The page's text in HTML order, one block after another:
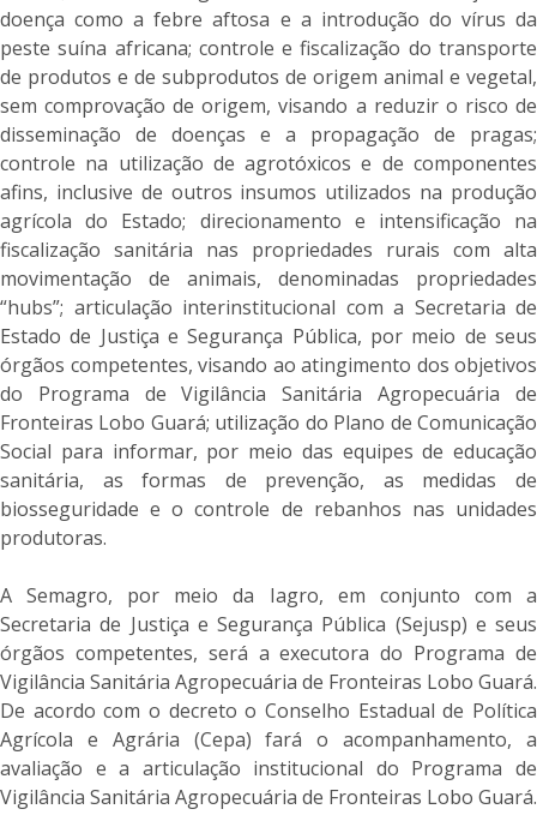
doença como a febre aftosa e a introdução do vírus da
peste suína africana; controle e fiscalização do transporte
de produtos e de subprodutos de origem animal e vegetal,
sem comprovação de origem, visando a reduzir o risco de
disseminação de doenças e a propagação de pragas;
controle na utilização de agrotóxicos e de componentes
afins, inclusive de outros insumos utilizados na produção
agrícola do Estado; direcionamento e intensificação na
fiscalização sanitária nas propriedades rurais com alta
movimentação de animais, denominadas propriedades
“hubs”; articulação interinstitucional com a Secretaria de
Estado de Justiça e Segurança Pública, por meio de seus
órgãos competentes, visando ao atingimento dos objetivos
do Programa de Vigilância Sanitária Agropecuária de
Fronteiras Lobo Guará; utilização do Plano de Comunicação
Social para informar, por meio das equipes de educação
sanitária, as formas de prevenção, as medidas de
biosseguridade e o controle de rebanhos nas unidades
produtoras.
A Semagro, por meio da Iagro, em conjunto com a
Secretaria de Justiça e Segurança Pública (Sejusp) e seus
órgãos competentes, será a executora do Programa de
Vigilância Sanitária Agropecuária de Fronteiras Lobo Guará.
De acordo com o decreto o Conselho Estadual de Política
Agrícola e Agrária (Cepa) fará o acompanhamento, a
avaliação e a articulação institucional do Programa de
Vigilância Sanitária Agropecuária de Fronteiras Lobo Guará.